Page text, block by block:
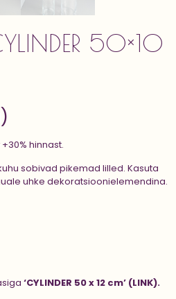
50×10
hinnast.
sobivad pikemad lilled. Kasuta
uhke dekoratsioonielemendina.
‘CYLINDER 50 x 12 cm’ (LINK).